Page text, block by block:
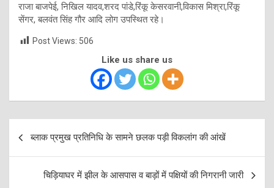
राजा बाजपेई, निखिल यादव,शरद पांडे,रिंकू केसरवानी,विकास मिश्रा,रिंकू
सेंगर, बलवंत सिंह गौर आदि लोग उपस्थित रहे।
Post Views: 506
Like us share us
navigation
ब्लाक प्रमुख प्रतिनिधि के सामने छलक पड़ी विकलांग की आंखें
चिड़ियाघर में झील के आसपास व बाड़ों में पक्षियों की निगरानी जारी